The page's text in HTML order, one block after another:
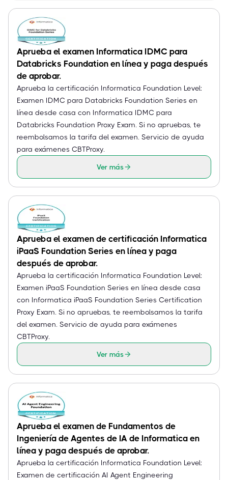
Aprueba el examen Informatica IDMC para
Databricks Foundation en línea y paga después
de aprobar.
Aprueba la certificación Informatica Foundation Level:
Examen IDMC para Databricks Foundation Series en
línea desde casa con Informatica IDMC para
Databricks Foundation Proxy Exam. Si no apruebas, te
reembolsamos la tarifa del examen. Servicio de ayuda
para exámenes CBTProxy.
Ver más
Aprueba el examen de certificación Informatica
iPaaS Foundation Series en línea y paga
después de aprobar.
Aprueba la certificación Informatica Foundation Level:
Examen iPaaS Foundation Series en línea desde casa
con Informatica iPaaS Foundation Series Certification
Proxy Exam. Si no apruebas, te reembolsamos la tarifa
del examen. Servicio de ayuda para exámenes
CBTProxy.
Ver más
Aprueba el examen de Fundamentos de
Ingeniería de Agentes de IA de Informatica en
línea y paga después de aprobar.
Aprueba la certificación Informatica Foundation Level:
Examen de certificación AI Agent Engineering